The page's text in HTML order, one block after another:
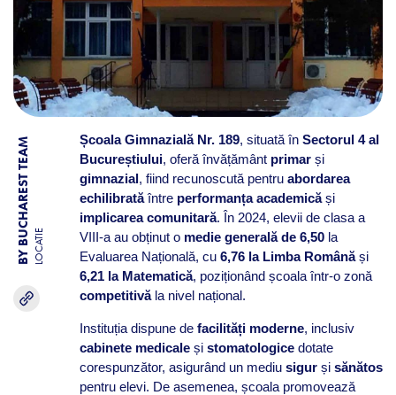
BY BUCHAREST TEAM LOCATIE
Școala Gimnazială Nr. 189, situată în Sectorul 4 al
Bucureștiului, oferă învățământ primarși
gimnazial, fiind recunoscută pentru abordarea
echilibratăîntre performanța academicăși
implicarea comunitară. În 2024, elevii de clasa a
VIII-a au obținut o medie generală de 6,50la
Evaluarea Națională, cu 6,76 la Limba Românăși
6,21 la Matematică, poziționând școala într-o zonă
competitivăla nivel național.
Instituția dispune de facilități moderne, inclusiv
cabinete medicaleși stomatologicedotate
corespunzător, asigurând un mediu sigurși sănătos
pentru elevi. De asemenea, școala promovează